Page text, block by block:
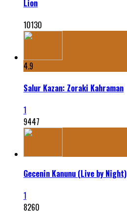
Lion
10130
4.9
Salur Kazan: Zoraki Kahraman
1
9447
Gecenin Kanunu (Live by Night)
1
8260